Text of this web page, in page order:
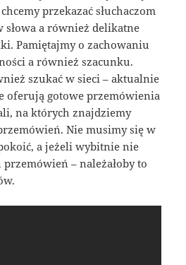
przekazać słuchaczom
słowa a również delikatne
Pamiętajmy o zachowaniu
a również szacunku.
szukać w sieci – aktualnie
oferują gotowe przemówienia
na których znajdziemy
Nie musimy się w
a jeżeli wybitnie nie
– należałoby to